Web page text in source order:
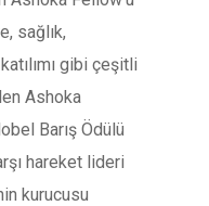
sağlık,
gibi çeşitli
Ashoka
Barış Ödülü
hareket lideri
kurucusu